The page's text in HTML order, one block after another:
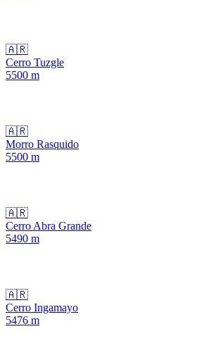
🇦🇷
Cerro Tuzgle
5500 m
🇦🇷
Morro Rasquido
5500 m
🇦🇷
Cerro Abra Grande
5490 m
🇦🇷
Cerro Ingamayo
5476 m